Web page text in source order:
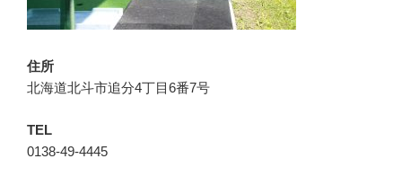
住所
北海道北斗市追分4丁目6番7号
TEL
0138-49-4445